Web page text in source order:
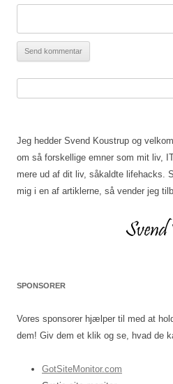
Jeg hedder Svend Koustrup og
om så forskellige emner som mit liv,
mere ud af dit liv, såkaldte lifehacks.
mig i en af artiklerne, så vender jeg
SPONSORER
Vores sponsorer hjælper til med at
dem! Giv dem et klik og se, hvad de
GotSiteMonitor.com